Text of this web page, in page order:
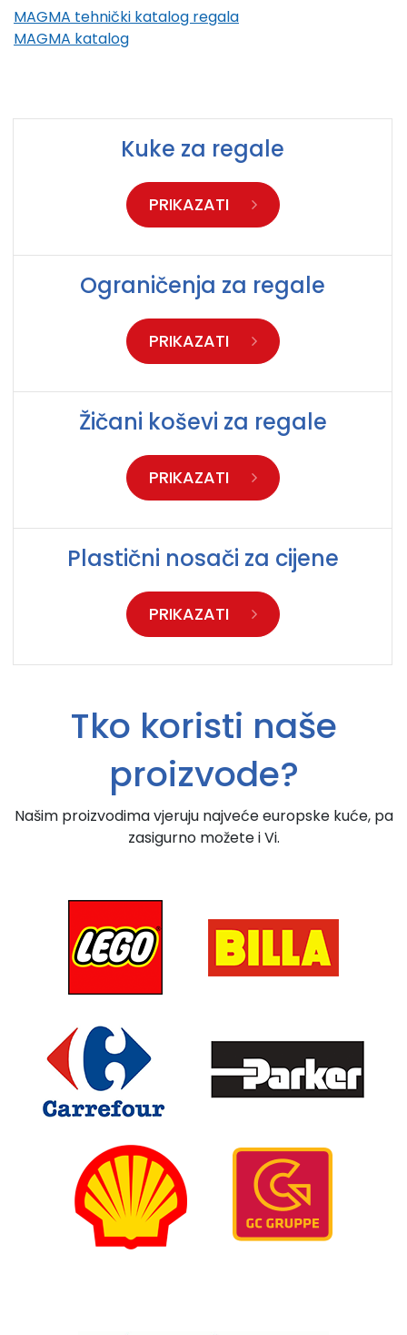
MAGMA tehnički katalog regala
MAGMA katalog
Kuke za regale
PRIKAZATI
Ograničenja za regale
PRIKAZATI
Žičani koševi za regale
PRIKAZATI
Plastični nosači za cijene
PRIKAZATI
Tko koristi naše
proizvode?
Našim proizvodima vjeruju najveće europske kuće, pa
zasigurno možete i Vi.